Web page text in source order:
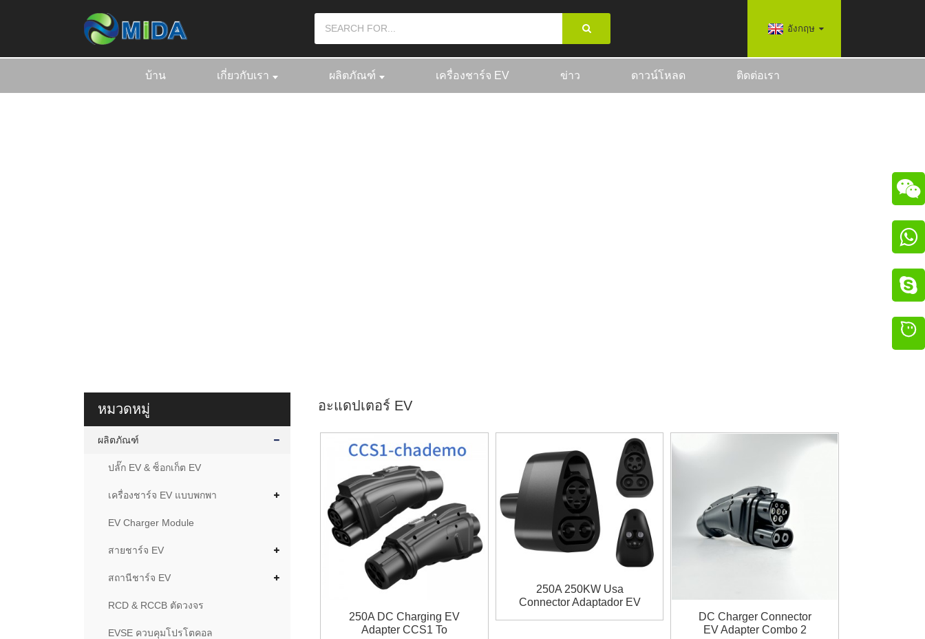
อังกฤษ
บ้าน เกี่ยวกับเรา ผลิตภัณฑ์ เครื่องชาร์จ EV ข่าว ดาวน์โหลด ติดต่อเรา
หมวดหมู่
ผลิตภัณฑ์
ปลั๊ก EV & ซ็อกเก็ต EV
เครื่องชาร์จ EV แบบพกพา
EV Charger Module
สายชาร์จ EV
สถานีชาร์จ EV
RCD & RCCB ตัดวงจร
EVSE ควบคุมโปรโตคอล
อะแดปเตอร์ EV
250A DC Charging EV
Adapter CCS1 To
250A 250KW Usa
Connector Adaptador EV
DC Charger Connector
EV Adapter Combo 2


